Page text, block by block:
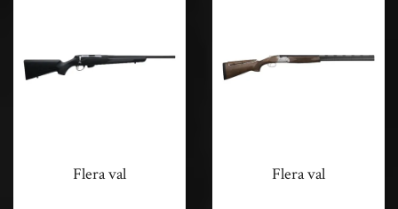
Flera val Flera val